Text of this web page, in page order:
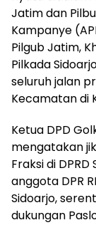
Jatim dan
Kampanye
Pilgub Jatim,
Pilkada
seluruh jalan
Kecamatan di
Ketua DPD
mengatakan
Fraksi di
anggota DPR
Sidoarjo,
dukungan